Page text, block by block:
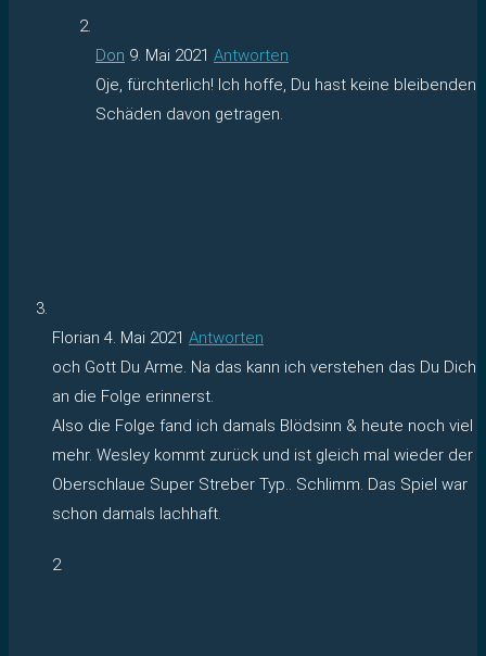
Don 9. Mai 2021 Antworten
Oje, fürchterlich! Ich hoffe, Du hast keine bleibenden
Schäden davon getragen.
Florian 4. Mai 2021 Antworten
och Gott Du Arme. Na das kann ich verstehen das Du Dich
an die Folge erinnerst.
Also die Folge fand ich damals Blödsinn & heute noch viel
mehr. Wesley kommt zurück und ist gleich mal wieder der
Oberschlaue Super Streber Typ.. Schlimm. Das Spiel war
schon damals lachhaft.
2